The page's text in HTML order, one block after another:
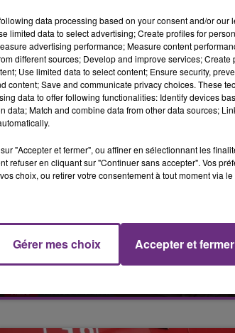
13 mai 2026
HANTAVIRUS PUUMALA : UN
HOSPITALISÉ DANS LES ARDENNES
13 mai 2026
UNE AIDE FINANCIÈRE POUR
data processing based on your consent and/or our
limited data to select advertising; Create profiles for
advertising performance; Measure content
different sources; Develop and improve services;
Use limited data to select content; Ensure security,
content; Save and communicate privacy choices. These
data to offer following functionalities: Identify devices
data; Match and combine data from other data sources;
"Accepter et fermer", ou affiner en sélectionnant les
refuser en cliquant sur "Continuer sans accepter". Vos
choix, ou retirer votre consentement à tout moment via
Gérer mes choix Accepter et fermer